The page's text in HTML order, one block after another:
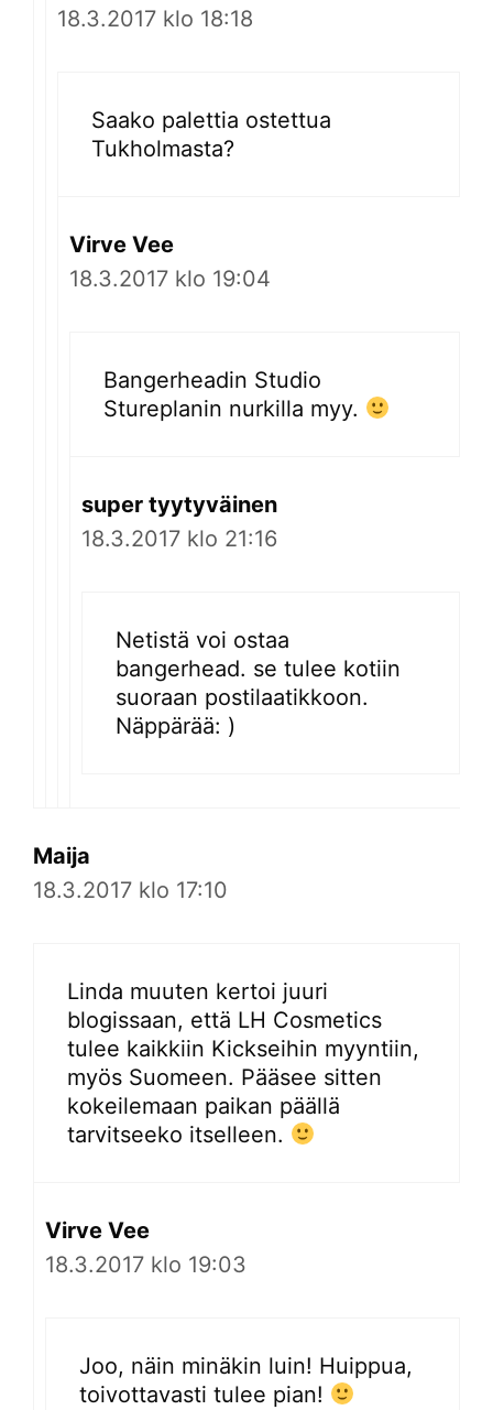
18.3.2017 klo 18:18
Saako palettia ostettua
Tukholmasta?
Virve Vee
18.3.2017 klo 19:04
Bangerheadin Studio
Stureplanin nurkilla myy.
super tyytyväinen
18.3.2017 klo 21:16
Netistä voi ostaa
bangerhead. se tulee kotiin
suoraan postilaatikkoon.
Näppärää: )
Maija
18.3.2017 klo 17:10
Linda muuten kertoi juuri
blogissaan, että LH Cosmetics
tulee kaikkiin Kickseihin myyntiin,
myös Suomeen. Pääsee sitten
kokeilemaan paikan päällä
tarvitseeko itselleen.
Virve Vee
18.3.2017 klo 19:03
Joo, näin minäkin luin! Huippua,
toivottavasti tulee pian!